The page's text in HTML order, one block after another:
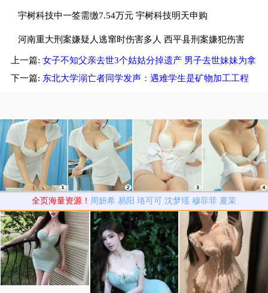
宇树科技中一签需缴7.54万元 宇树科技明天申购
河南重大刑案嫌疑人逃窜时伤害多人 西平县刑案嫌犯伤害
多名无辜群众
上一篇: 女子不知父亲去世3个姑姑分掉遗产 男子去世妹妹为拿
遗产不通知其女儿
下一篇: 东北大学溺亡者同学发声：遇难学生是矿物加工工程
全页海量资源！ 周妍希 易阳 珞可可 沈梦瑶 穆菲菲 夏茉